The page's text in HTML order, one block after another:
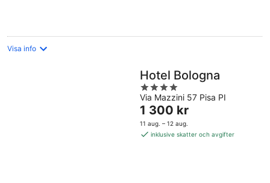
Visa info
Hotel Bologna
4
out
of
5
Via Mazzini 57 Pisa PI
Priset
är
1 300 kr
1 300 kr
11 aug. – 12 aug.
inklusive skatter och avgifter